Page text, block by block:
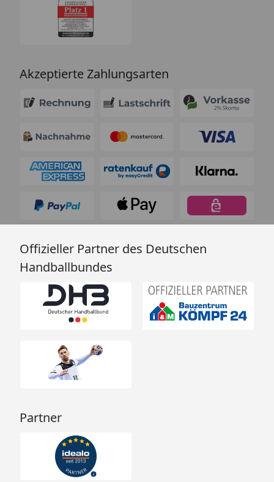
Akzeptierte Zahlungsarten
Offizieller Partner des Deutschen
Handballbundes
Partner